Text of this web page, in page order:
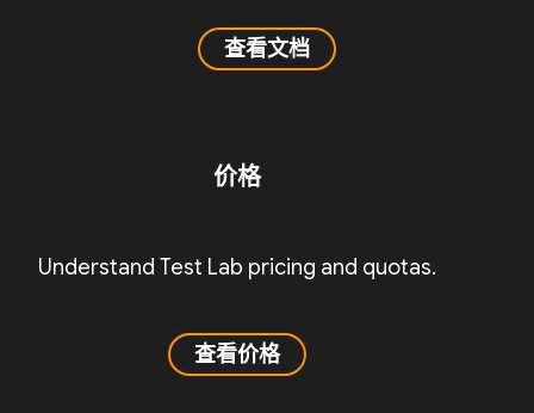
查看文档
价格
Understand Test Lab pricing and quotas.
查看价格